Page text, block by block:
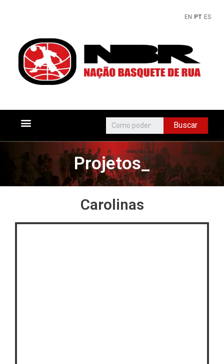
EN PT ES
Buscar
Projetos_
Carolinas